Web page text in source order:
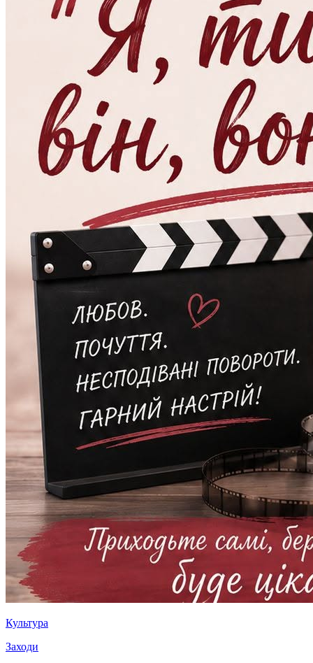
Культура
Заходи